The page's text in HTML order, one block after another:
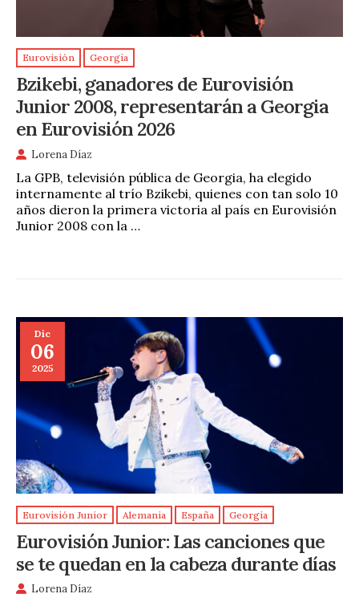
Eurovisión Georgia
Bzikebi, ganadores de Eurovisión
Junior 2008, representarán a Georgia
en Eurovisión 2026
Lorena Díaz
La GPB, televisión pública de Georgia, ha elegido
internamente al trío Bzikebi, quienes con tan solo 10
años dieron la primera victoria al país en Eurovisión
Junior 2008 con la …
Dic
06
2025
Eurovisión Junior Alemania España Georgia
Eurovisión Junior: Las canciones que
se te quedan en la cabeza durante días
Lorena Díaz